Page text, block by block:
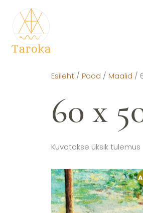
Esileht / Pood / Maalid /
60 x
Kuvatakse üksik tulemus